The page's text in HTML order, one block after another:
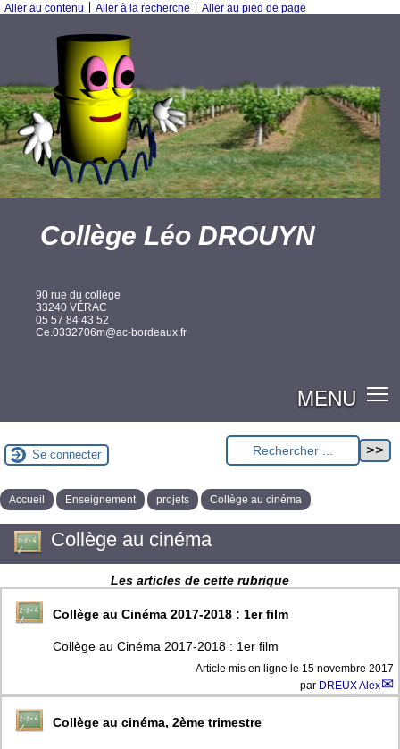
Aller au contenu Aller à la recherche Aller au pied de page
Collège Léo DROUYN
90 rue du collège
33240 VÉRAC
05 57 84 43 52
Ce.0332706m@ac-bordeaux.fr
MENU
Se connecter
Accueil Enseignement projets Collège au cinéma
Collège au cinéma
Les articles de cette rubrique
Collège au Cinéma 2017-2018 : 1er film
Collège au Cinéma 2017-2018 : 1er film
Article mis en ligne le 15 novembre 2017
par DREUX Alex
Collège au cinéma, 2ème trimestre